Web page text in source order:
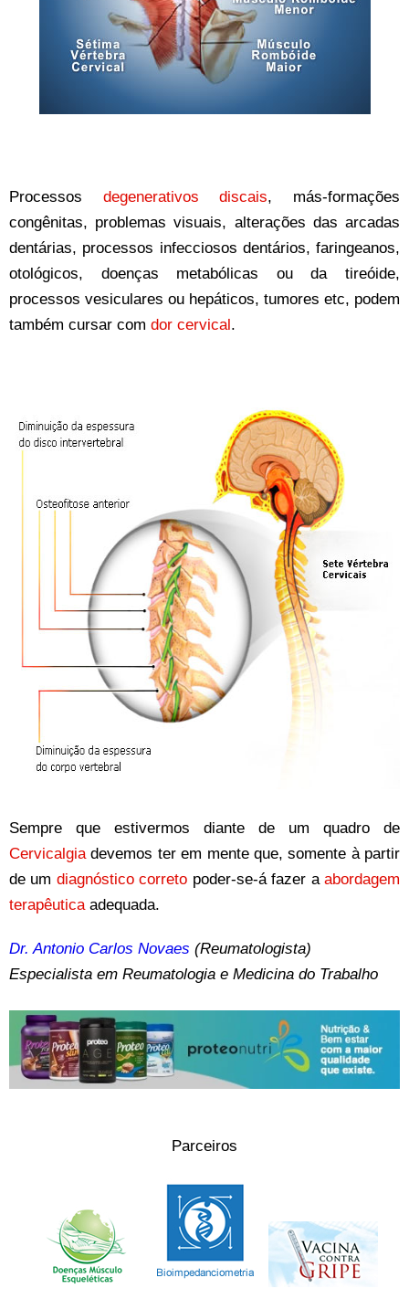
Processos degenerativos discais, más-formações
congênitas, problemas visuais, alterações das arcadas
dentárias, processos infecciosos dentários, faringeanos,
otológicos, doenças metabólicas ou da tireóide,
processos vesiculares ou hepáticos, tumores etc, podem
também cursar com dor cervical.
Sempre que estivermos diante de um quadro de
Cervicalgiadevemos ter em mente que, somente à partir
de um diagnóstico correto poder-se-á fazer aabordagem
terapêuticaadequada.
Dr. Antonio Carlos Novaes (Reumatologista)
Especialista em Reumatologia e Medicina do Trabalho
Parceiros